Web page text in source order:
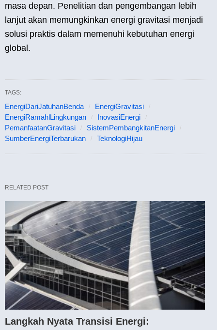
masa depan. Penelitian dan pengembangan lebih
lanjut akan memungkinkan energi gravitasi menjadi
solusi praktis dalam memenuhi kebutuhan energi
global.
TAGS:
EnergiDariJatuhanBenda
EnergiGravitasi
EnergiRamahlLingkungan
InovasiEnergi
PemanfaatanGravitasi
SistemPembangkitanEnergi
SumberEnergiTerbarukan
TeknologiHijau
RELATED POST
Langkah Nyata Transisi Energi: